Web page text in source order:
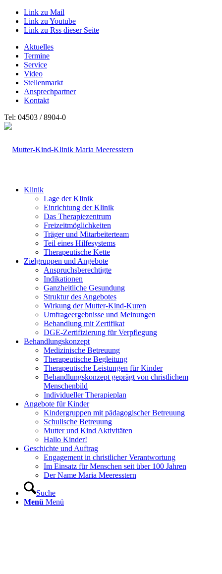
Link zu Mail
Link zu Youtube
Link zu Rss dieser Seite
Aktuelles
Termine
Service
Video
Stellenmarkt
Ansprechpartner
Kontakt
Tel: 04503 / 8904-0
Klinik
Lage der Klinik
Einrichtung der Klinik
Das Therapiezentrum
Freizeitmöglichkeiten
Träger und Mitarbeiterteam
Teil eines Hilfesystems
Therapeutische Kette
Zielgruppen und Angebote
Anspruchsberechtigte
Indikationen
Ganzheitliche Gesundung
Struktur des Angebotes
Wirkung der Mutter-Kind-Kuren
Umfrageergebnisse und Meinungen
Behandlung mit Zertifikat
DGE-Zertifizierung für Verpflegung
Behandlungskonzept
Medizinische Betreuung
Therapeutische Begleitung
Therapeutische Leistungen für Kinder
Behandlungskonzept geprägt von christlichem
Menschenbild
Individueller Therapieplan
Angebote für Kinder
Kindergruppen mit pädagogischer Betreuung
Schulische Betreuung
Mutter und Kind Aktivitäten
Hallo Kinder!
Geschichte und Auftrag
Engagement in christlicher Verantwortung
Im Einsatz für Menschen seit über 100 Jahren
Der Name Maria Meeresstern
Suche
Menü Menü